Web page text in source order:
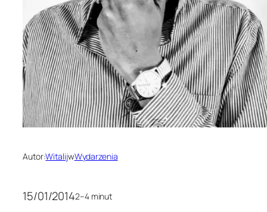
Autor:WitalijwWydarzenia
15/01/20142–4 minut